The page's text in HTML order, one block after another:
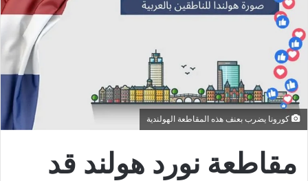
كورونا يضرب بعنف هذه المقاطعة الهولندية
مقاطعة نورد هولند قد